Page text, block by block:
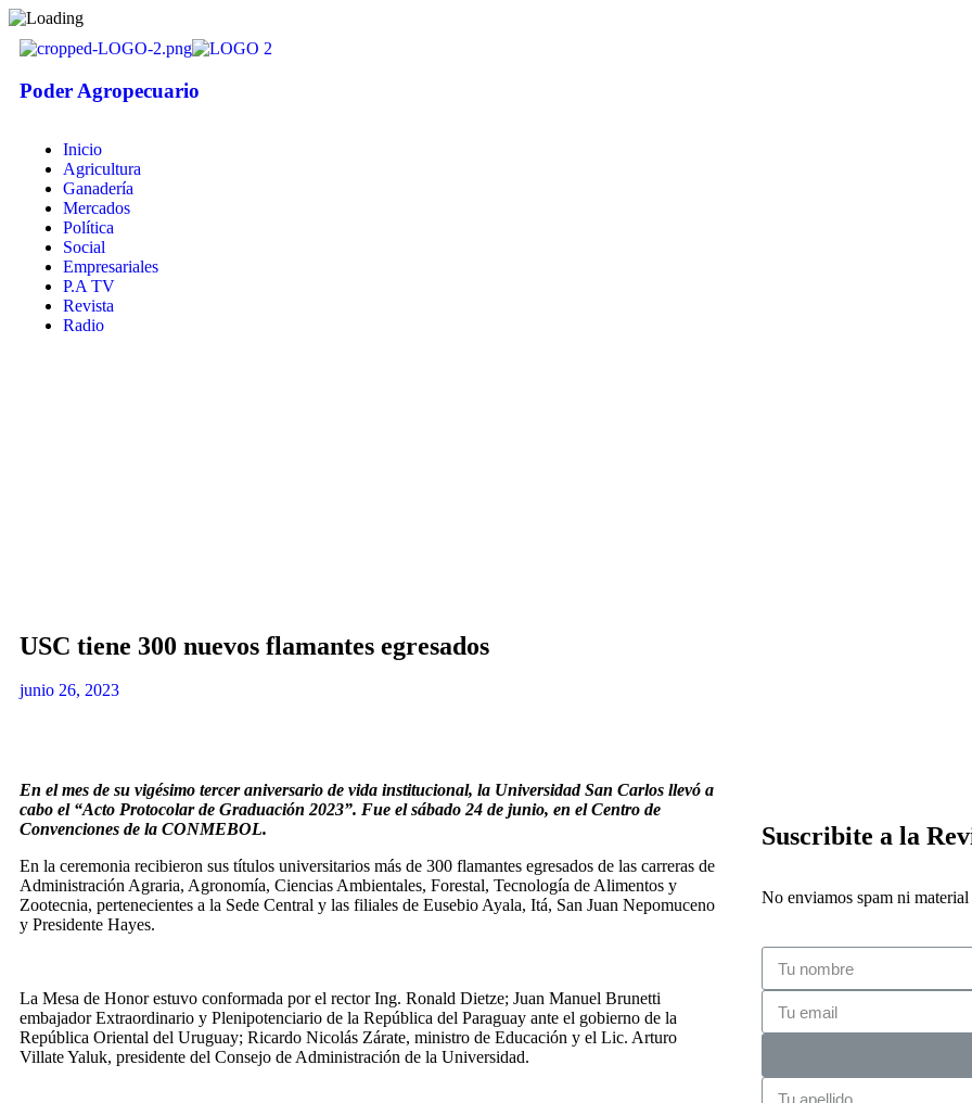
Poder Agropecuario
Inicio
Agricultura
Ganadería
Mercados
Política
Social
Empresariales
P.A TV
Revista
Radio
USC tiene 300 nuevos flamantes egresados
junio 26, 2023
En el mes de su vigésimo tercer aniversario de vida institucional, la Universidad San Carlos llevó a
cabo el “Acto Protocolar de Graduación 2023”. Fue el sábado 24 de junio, en el Centro de
Convenciones de la CONMEBOL.
En la ceremonia recibieron sus títulos universitarios más de 300 flamantes egresados de las carreras de
Administración Agraria, Agronomía, Ciencias Ambientales, Forestal, Tecnología de Alimentos y
Zootecnia, pertenecientes a la Sede Central y las filiales de Eusebio Ayala, Itá, San Juan Nepomuceno
y Presidente Hayes.
La Mesa de Honor estuvo conformada por el rector Ing. Ronald Dietze; Juan Manuel Brunetti
embajador Extraordinario y Plenipotenciario de la República del Paraguay ante el gobierno de la
República Oriental del Uruguay; Ricardo Nicolás Zárate, ministro de Educación y el Lic. Arturo
Villate Yaluk, presidente del Consejo de Administración de la Universidad.
Suscribite a la
No enviamos spam ni